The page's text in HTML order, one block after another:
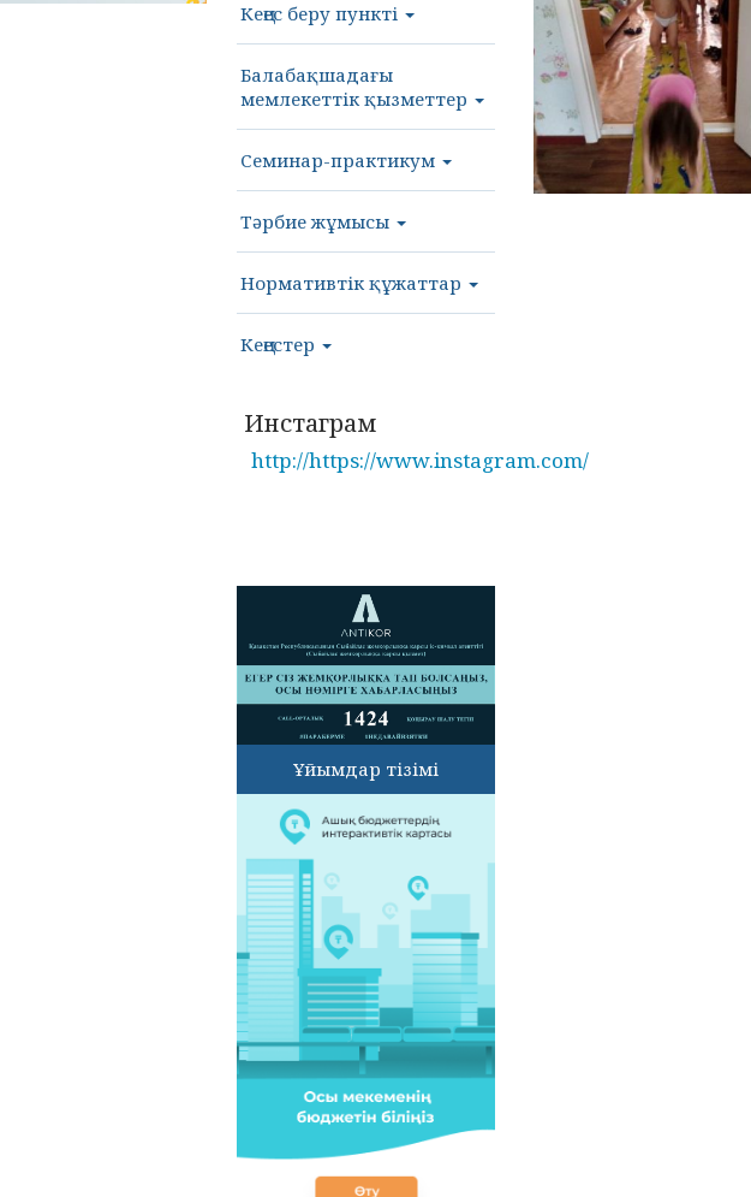
Кеңес беру пункті
Балабақшадағы
мемлекеттік қызметтер
Семинар-практикум
Тәрбие жұмысы
Нормативтік құжаттар
Кеңестер
Инстаграм
http://https://www.instagram.com/
Ұйымдар тізімі